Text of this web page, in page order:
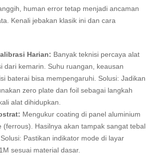
human error tetap menjadi ancaman
Kenali jebakan klasik ini dan cara
Harian: Banyak teknisi percaya alat
dari kemarin. Suhu ruangan, keausan
baterai bisa mempengaruhi. Solusi: Jadikan
zero plate dan foil sebagai langkah
alat dihidupkan.
Mengukur coating di panel aluminium
(ferrous). Hasilnya akan tampak sangat tebal
Pastikan indikator mode di layar
sesuai material dasar.